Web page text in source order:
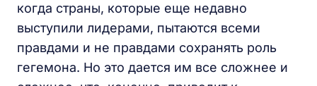
когда страны, которые еще недавно
выступили лидерами, пытаются всеми
правдами и не правдами сохранять роль
гегемона. Но это дается им все сложнее и